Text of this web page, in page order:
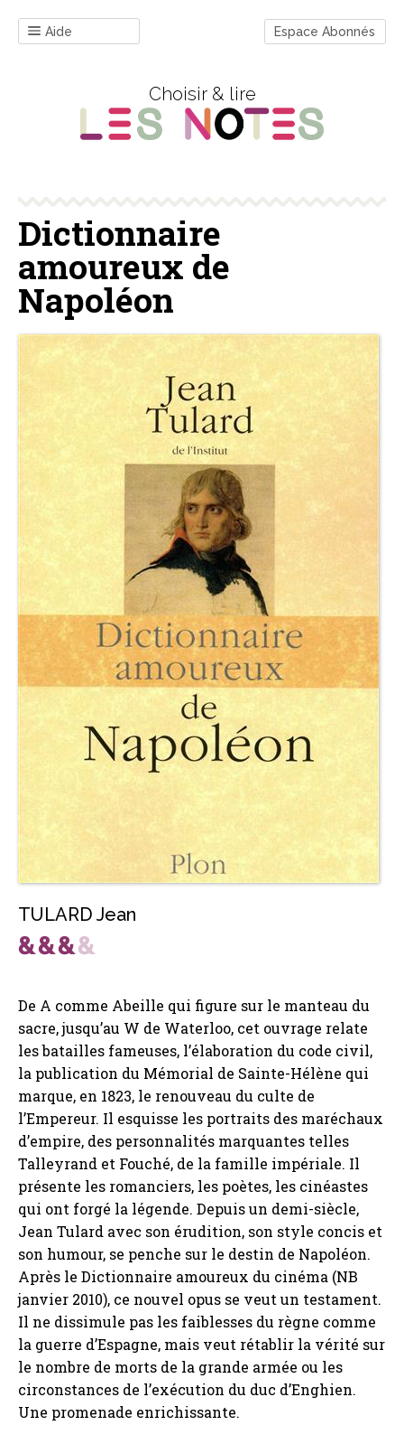
Aide Espace Abonnés
Choisir & lire
Dictionnaire
amoureux de
Napoléon
TULARD Jean
De A comme Abeille qui figure sur le manteau du
sacre, jusqu’au W de Waterloo, cet ouvrage relate
les batailles fameuses, l’élaboration du code civil,
la publication du Mémorial de Sainte-Hélène qui
marque, en 1823, le renouveau du culte de
l’Empereur. Il esquisse les portraits des maréchaux
d’empire, des personnalités marquantes telles
Talleyrand et Fouché, de la famille impériale. Il
présente les romanciers, les poètes, les cinéastes
qui ont forgé la légende. Depuis un demi-siècle,
Jean Tulard avec son érudition, son style concis et
son humour, se penche sur le destin de Napoléon.
Après le Dictionnaire amoureux du cinéma (NB
janvier 2010), ce nouvel opus se veut un testament.
Il ne dissimule pas les faiblesses du règne comme
la guerre d’Espagne, mais veut rétablir la vérité sur
le nombre de morts de la grande armée ou les
circonstances de l’exécution du duc d’Enghien.
Une promenade enrichissante.